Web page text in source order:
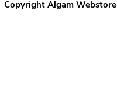
Copyright Algam Webstore